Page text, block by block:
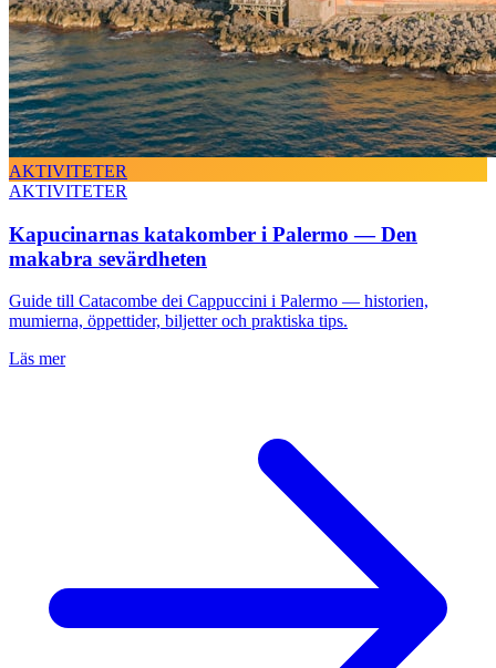
AKTIVITETER
AKTIVITETER
Kapucinarnas katakomber i Palermo — Den
makabra sevärdheten
Guide till Catacombe dei Cappuccini i Palermo — historien,
mumierna, öppettider, biljetter och praktiska tips.
Läs mer